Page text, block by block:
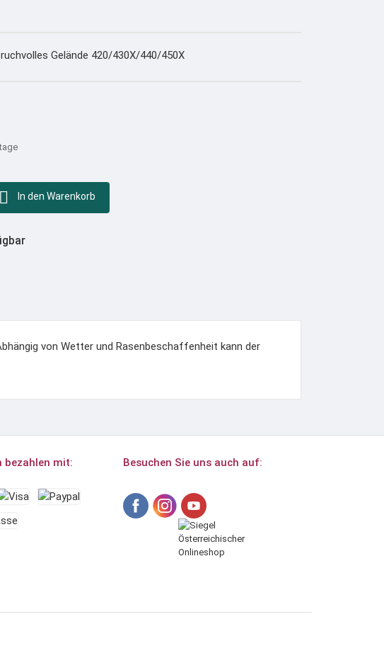
Gelände 420/430X/440/450X
 In den Warenkorb
von Wetter und Rasenbeschaffenheit kann der
bezahlen mit: Besuchen Sie uns auch auf: